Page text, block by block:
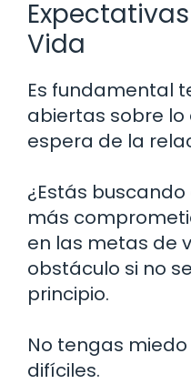
Vida
Es fundamental
abiertas sobre lo
espera de la
¿Estás
más
en las metas de
obstáculo si no
principio.
No tengas
difíciles.